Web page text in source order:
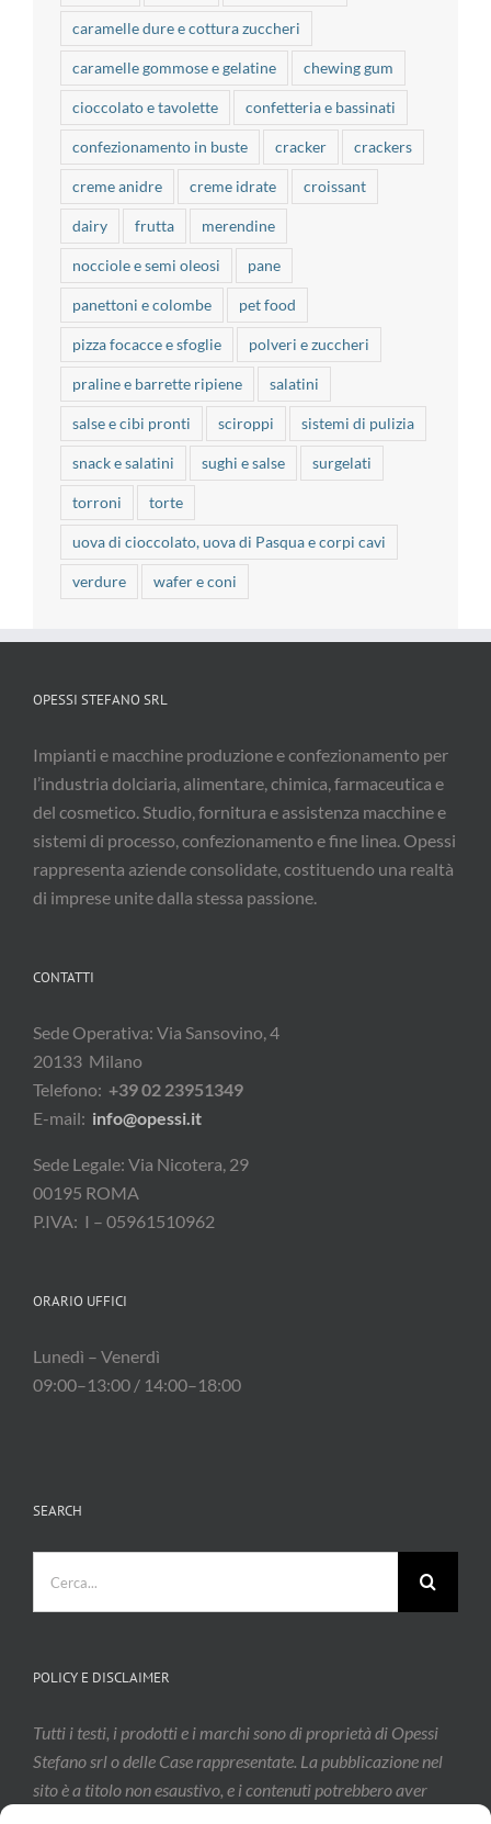
caramelle dure e cottura zuccheri
caramelle gommose e gelatine chewing gum
cioccolato e tavolette confetteria e bassinati
confezionamento in buste cracker crackers
creme anidre creme idrate croissant
dairy frutta merendine
nocciole e semi oleosi pane
panettoni e colombe pet food
pizza focacce e sfoglie polveri e zuccheri
praline e barrette ripiene salatini
salse e cibi pronti sciroppi sistemi di pulizia
snack e salatini sughi e salse surgelati
torroni torte
uova di cioccolato, uova di Pasqua e corpi cavi
verdure wafer e coni
OPESSI STEFANO SRL
Impianti e macchine produzione e confezionamento per
l’industria dolciaria, alimentare, chimica, farmaceutica e
del cosmetico. Studio, fornitura e assistenza macchine e
sistemi di processo, confezionamento e fine linea. Opessi
rappresenta aziende consolidate, costituendo una realtà
di imprese unite dalla stessa passione.
CONTATTI
Sede Operativa: Via Sansovino, 4
20133 Milano
Telefono: +39 02 23951349
E-mail: info@opessi.it
Sede Legale: Via Nicotera, 29
00195 ROMA
P.IVA: I – 05961510962
ORARIO UFFICI
Lunedì – Venerdì
09:00–13:00 / 14:00–18:00
SEARCH
per:
POLICY E DISCLAIMER
Tutti i testi, i prodotti e i marchi sono di proprietà di Opessi
Stefano srl o delle Case rappresentate. La pubblicazione nel
sito è a titolo non esaustivo, e i contenuti potrebbero aver